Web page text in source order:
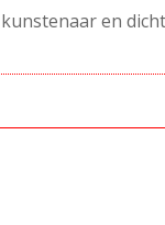
en